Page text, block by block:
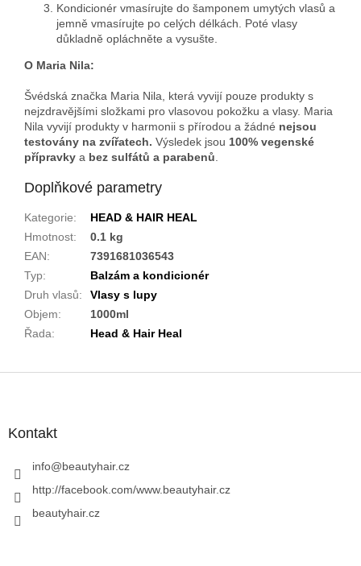
Kondicionér vmasírujte do šamponem umytých vlasů a
jemně vmasírujte po celých délkách. Poté vlasy
důkladně opláchněte a vysušte.
O Maria Nila:
Švédská značka Maria Nila, která vyvijí pouze produkty s
nejzdravějšími složkami pro vlasovou pokožku a vlasy. Maria
Nila vyvijí produkty v harmonii s přírodou a žádné nejsou
testovány na zvířatech. Výsledek jsou 100% vegenské
přípravky a bez sulfátů a parabenů
Doplňkové parametry
Kategorie:
HEAD & HAIR HEAL
Hmotnost:
0.1 kg
EAN:
7391681036543
Typ:
Balzám a kondicionér
Druh vlasů:
Vlasy s lupy
Objem:
1000ml
Řada: Head & Hair Heal
Kontakt
info@beautyhair.cz
http://facebook.com/www.beautyhair.cz
beautyhair.cz